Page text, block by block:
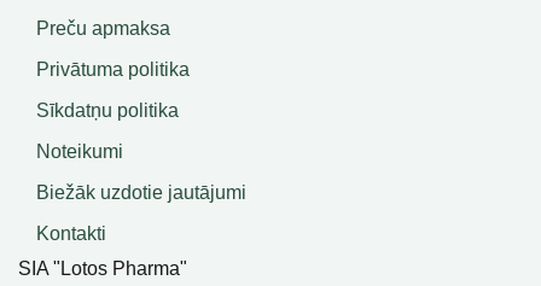
Preču apmaksa
Privātuma politika
Sīkdatņu politika
Noteikumi
Biežāk uzdotie jautājumi
Kontakti
SIA "Lotos Pharma"